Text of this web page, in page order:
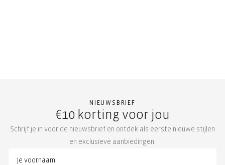
NIEUWSBRIEF
€10 korting voor jou
Schrijf je in voor de nieuwsbrief en ontdek als eerste nieuwe stijlen
en exclusieve aanbiedingen.